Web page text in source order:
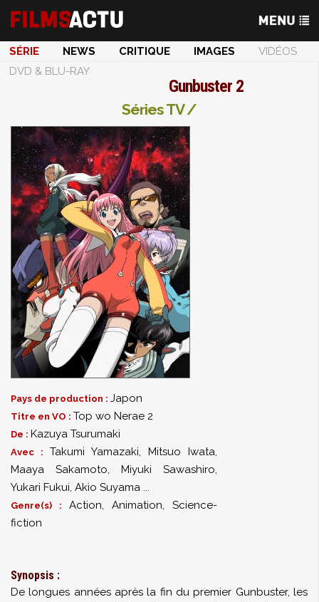
SÉRIE NEWS CRITIQUE IMAGES
VIDÉOS
DVD & BLU-RAY
Gunbuster 2
Séries TV /
Pays de production : Japon
Titre en VO : Top wo Nerae 2
De : Kazuya Tsurumaki
Avec : Takumi Yamazaki, Mitsuo Iwata,
Maaya Sakamoto, Miyuki Sawashiro,
Yukari Fukui, Akio Suyama ...
Genre(s) : Action, Animation, Science-
fiction
Synopsis :
De longues années après la fin du premier Gunbuster, les